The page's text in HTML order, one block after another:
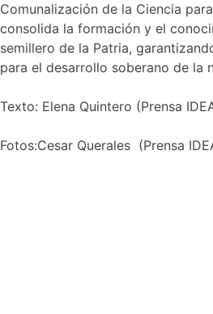
Comunalización de la Ciencia
consolida la formación y el
semillero de la Patria,
para el desarrollo soberano de la
Texto: Elena Quintero (Prensa
Fotos:Cesar Querales (Prensa